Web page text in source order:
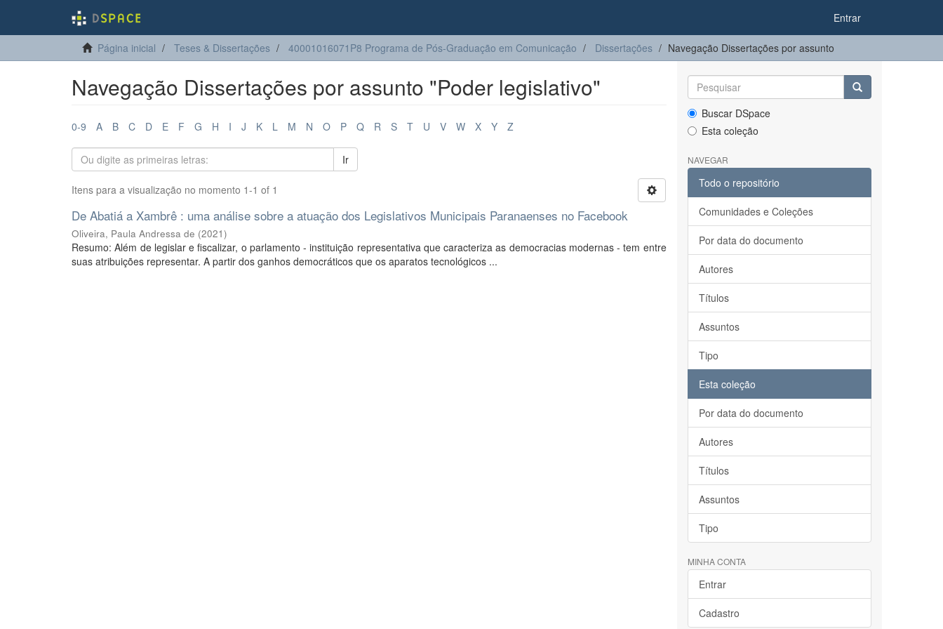
Entrar
Página inicial Teses & Dissertações 40001016071P8 Programa de Pós-Graduação em Comunicação Dissertações Navegação Dissertações por assunto
Navegação Dissertações por assunto "Poder legislativo"
0-9 A B C D E F G H I J K L M N O P Q R S T U V W X Y Z
Ir
Itens para a visualização no momento 1-1 of 1
De Abatiá a Xambrê : uma análise sobre a atuação dos Legislativos Municipais Paranaenses no Facebook
Oliveira, Paula Andressa de (2021)
Resumo: Além de legislar e fiscalizar, o parlamento - instituição representativa que caracteriza as democracias modernas - tem entre
suas atribuições representar. A partir dos ganhos democráticos que os aparatos tecnológicos ...
Buscar DSpace
Esta coleção
NAVEGAR
Todo o repositório
Comunidades e Coleções
Por data do documento
Autores
Títulos
Assuntos
Tipo
Esta coleção
Por data do documento
Autores
Títulos
Assuntos
Tipo
MINHA CONTA
Entrar
Cadastro